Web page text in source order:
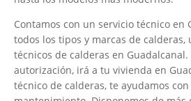
Contamos con un servicio técnico
todos los tipos y marcas de
técnicos de calderas en
autorización, irá a tu vivienda en
técnico de calderas, te ayudamos